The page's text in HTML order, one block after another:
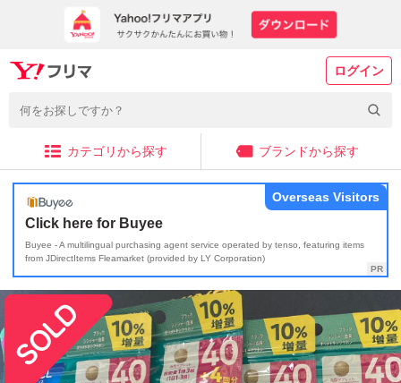
ログイン
カテゴリから探す ブランドから探す
Click here for Buyee
Buyee - A multilingual purchasing agent service operated by tenso, featuring items
from JDirectItems Fleamarket (provided by LY Corporation)
Overseas Visitors